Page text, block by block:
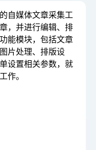
自媒体文章采集工
，并进行编辑、排
能模块，包括文章
片处理、排版设
设置相关参数，就
作。